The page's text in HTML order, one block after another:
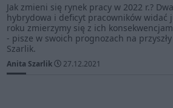
Jak zmieni się rynek pracy w 2022 r.?
hybrydowa i deficyt pracowników widać
roku zmierzymy się z ich
- pisze w swoich prognozach na
Szarlik.
Anita Szarlik 27.12.2021